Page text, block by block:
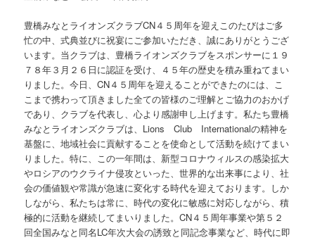
豊橋みなとライオンズクラブCN４５周年を迎えこのたびはご多
忙の中、式典並びに祝宴にご参加いただき、誠にありがとうござ
います。当クラブは、豊橋ライオンズクラブをスポンサーに１９
７８年３月２６日に認証を受け、４５年の歴史を積み重ねてまい
りました。今日、CN４５周年を迎えることができたのには、こ
こまで携わって頂きました全ての皆様のご理解とご協力のおかげ
であり、クラブを代表し、心より感謝申し上げます。私たち豊橋
みなとライオンズクラブは、Lions Club Internationalの精神を
基盤に、地域社会に貢献することを使命として活動を続けてまい
りました。特に、この一年間は、新型コロナウィルスの感染拡大
やロシアのウクライナ侵攻といった、世界的な出来事により、社
会の価値観や常識が急速に変化する時代を迎えております。しか
しながら、私たちは常に、時代の変化に敏感に対応しながら、積
極的に活動を継続してまいりました。CN４５周年事業や第５２
回全国みなと同名LC年次大会の誘致と同記念事業など、時代に即